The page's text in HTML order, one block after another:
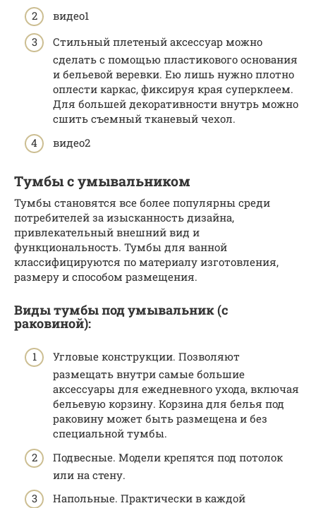
видео1
Стильный плетеный аксессуар можно
сделать с помощью пластикового основания
и бельевой веревки. Ею лишь нужно плотно
оплести каркас, фиксируя края суперклеем.
Для большей декоративности внутрь можно
сшить съемный тканевый чехол.
видео2
Тумбы с умывальником
Тумбы становятся все более популярны среди
потребителей за изысканность дизайна,
привлекательный внешний вид и
функциональность. Тумбы для ванной
классифицируются по материалу изготовления,
размеру и способом размещения.
Виды тумбы под умывальник (с
раковиной):
Угловые конструкции. Позволяют
размещать внутри самые большие
аксессуары для ежедневного ухода, включая
бельевую корзину. Корзина для белья под
раковину может быть размещена и без
специальной тумбы.
Подвесные. Модели крепятся под потолок
или на стену.
Напольные. Практически в каждой